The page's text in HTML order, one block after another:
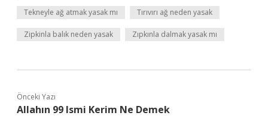
Tekneyle ağ atmak yasak mı Tırıvırı ağ neden yasak
Zipkinla balık neden yasak Zıpkınla dalmak yasak mı
Önceki Yazı
Allahın 99 Ismi Kerim Ne Demek